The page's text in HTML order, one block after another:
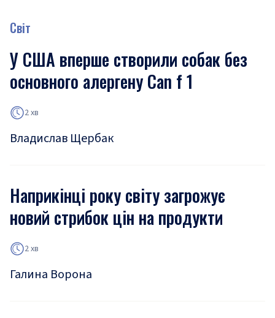
Світ
У США вперше створили собак без
основного алергену Can f 1
2 хв
Владислав Щербак
Наприкінці року світу загрожує
новий стрибок цін на продукти
2 хв
Галина Ворона